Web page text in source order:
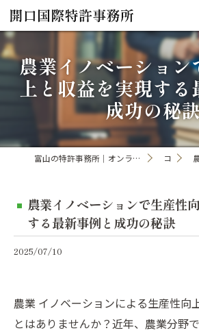
農業イノベーション
上と収益を実現す
成功の秘
富山の特許事務所｜オンライン手続き・申請・出願なら「開口国際特許事務所」 コラム 農
農業イノベーションで生産性
する最新事例と成功の秘訣
2025/07/10
農業 イノベーションによる生産性向
とはありませんか？近年、農業分野